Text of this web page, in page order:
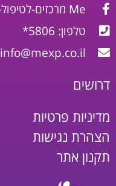
Me מרכזים-לטיפול-רגשי
טלפון: 5806*
info@mexp.co.il
דרושים
מדיניות פרטיות
הצהרת נגישות
תקנון אתר